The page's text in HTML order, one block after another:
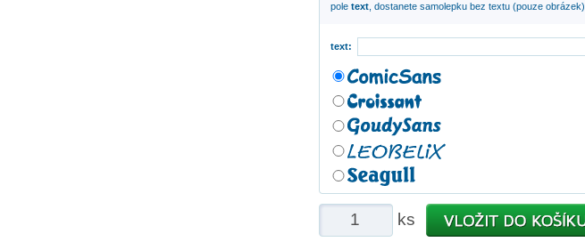
pole text, dostanete samolepku bez textu (pouze obrázek).
text:
ks